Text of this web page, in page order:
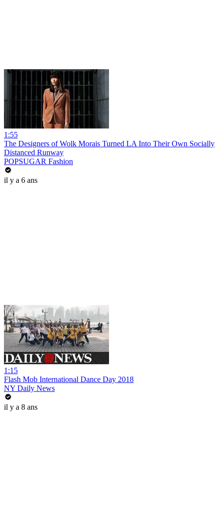
1:55
The Designers of Wolk Morais Turned LA Into Their Own Socially
Distanced Runway
POPSUGAR Fashion
il y a 6 ans
1:15
Flash Mob International Dance Day 2018
NY Daily News
il y a 8 ans